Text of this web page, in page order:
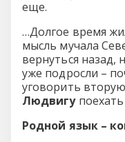
еще.
…Долгое время
мысль мучала
вернуться
уже подросли –
уговорить
Людвигу
Родной язык –